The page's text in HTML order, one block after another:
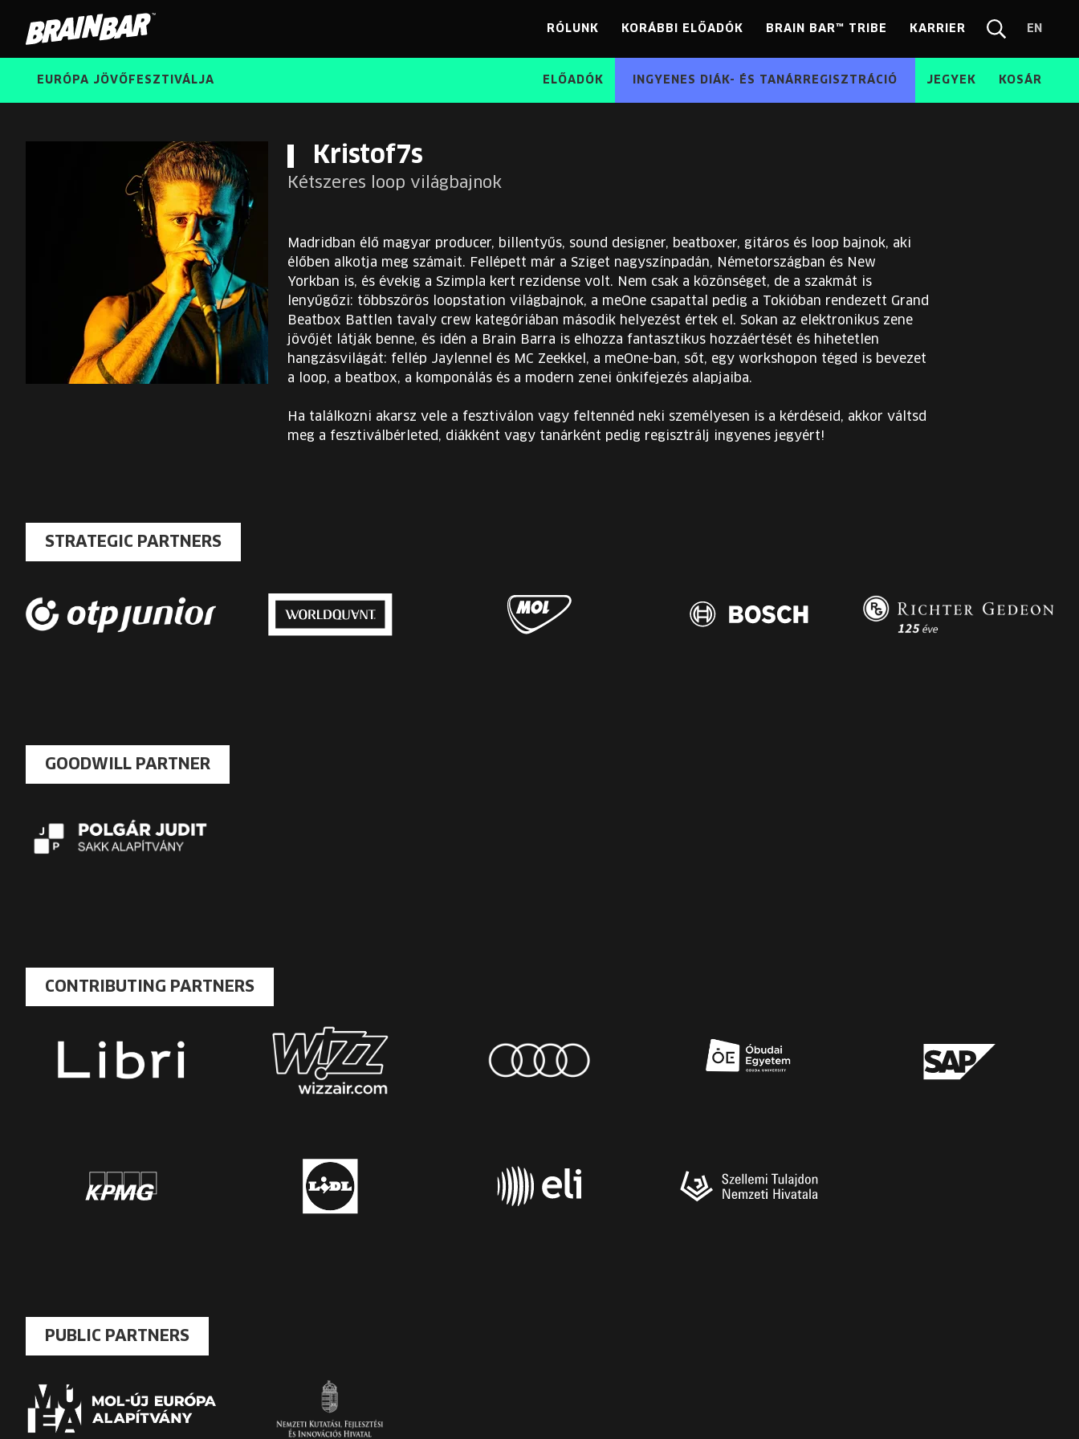
Bar
RÓLUNK KORÁBBI ELŐADÓK BRAIN BAR™ TRIBE KARRIER EN
EN
EURÓPA JÖVŐFESZTIVÁLJA ELŐADÓK INGYENES DIÁK- ÉS TANÁRREGISZTRÁCIÓ JEGYEK KOSÁR
Kristof7s
Kétszeres loop világbajnok
Madridban élő magyar producer, billentyűs, sound designer, beatboxer, gitáros és loop bajnok, aki
élőben alkotja meg számait. Fellépett már a Sziget nagyszínpadán, Németországban és New
Yorkban is, és évekig a Szimpla kert rezidense volt. Nem csak a közönséget, de a szakmát is
lenyűgőzi: többszörös loopstation világbajnok, a meOne csapattal pedig a Tokióban rendezett Grand
Beatbox Battlen tavaly crew kategóriában második helyezést értek el. Sokan az elektronikus zene
jövőjét látják benne, és idén a Brain Barra is elhozza fantasztikus hozzáértését és hihetetlen
hangzásvilágát: fellép Jaylennel és MC Zeekkel, a meOne-ban, sőt, egy workshopon téged is bevezet
a loop, a beatbox, a komponálás és a modern zenei önkifejezés alapjaiba.
Ha találkozni akarsz vele a fesztiválon vagy feltennéd neki személyesen is a kérdéseid, akkor váltsd
meg a fesztiválbérleted, diákként vagy tanárként pedig regisztrálj ingyenes jegyért!
STRATEGIC PARTNERS
GOODWILL PARTNER
CONTRIBUTING PARTNERS
PUBLIC PARTNERS